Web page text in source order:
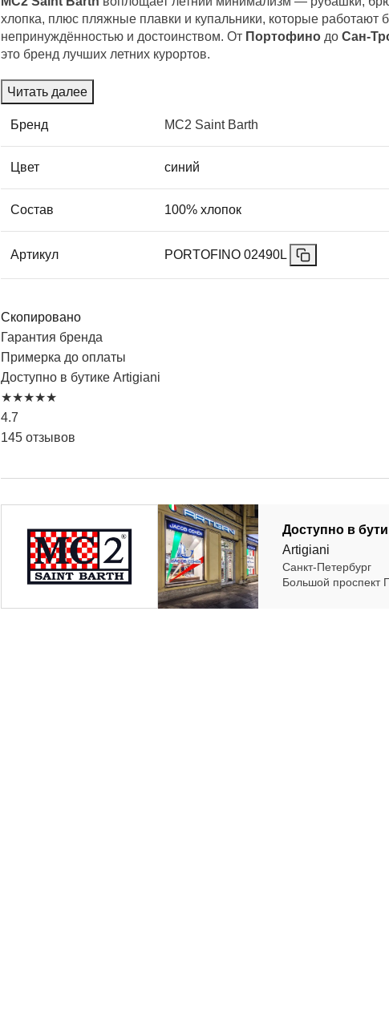
хлопка, плюс пляжные плавки и купальники, которые работают
непринуждённостью и достоинством. От Портофино доСан-
это бренд лучших летних курортов.
Читать далее
Бренд MC2 Saint Barth
Цвет синий
Состав 100% хлопок
Артикул PORTOFINO 02490L
Скопировано
Гарантия бренда
Примерка до оплаты
Доступно в бутике Artigiani
★★★★★
4.7
145 отзывов
Доступно в
Artigiani
Санкт-Петербург
Большой проспект